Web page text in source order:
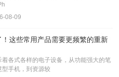
08-09
这些常用产品需要更频繁的重新
各式各样的电子设备，从功能强大的笔
型手机，到资源较